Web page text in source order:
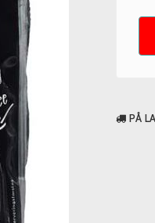
PÅ